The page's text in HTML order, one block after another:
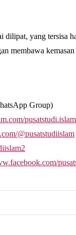
dilipat, yang tersisa
membawa
Group)
@pusatstudiislam